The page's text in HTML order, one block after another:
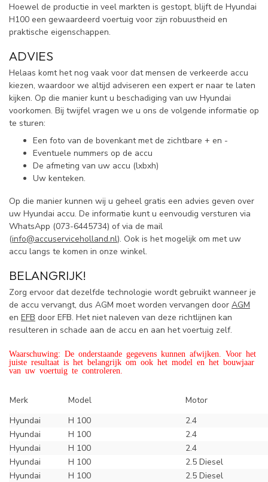
Hoewel de productie in veel markten is gestopt, blijft de Hyundai
H100 een gewaardeerd voertuig voor zijn robuustheid en
praktische eigenschappen.
ADVIES
Helaas komt het nog vaak voor dat mensen de verkeerde accu
kiezen, waardoor we altijd adviseren een expert er naar te laten
kijken. Op die manier kunt u beschadiging van uw Hyundai
voorkomen. Bij twijfel vragen we u ons de volgende informatie op
te sturen:
Een foto van de bovenkant met de zichtbare + en -
Eventuele nummers op de accu
De afmeting van uw accu (lxbxh)
Uw kenteken.
Op die manier kunnen wij u geheel gratis een advies geven over
uw Hyundai accu. De informatie kunt u eenvoudig versturen via
WhatsApp (073-6445734) of via de mail
(info@accuserviceholland.nl). Ook is het mogelijk om met uw
accu langs te komen in onze winkel.
BELANGRIJK!
Zorg ervoor dat dezelfde technologie wordt gebruikt wanneer je
de accu vervangt, dus AGM moet worden vervangen door AGM
en EFB door EFB. Het niet naleven van deze richtlijnen kan
resulteren in schade aan de accu en aan het voertuig zelf.
Waarschuwing: De onderstaande gegevens kunnen afwijken. Voor het
juiste resultaat is het belangrijk om ook het model en het bouwjaar
van uw voertuig te controleren.
Merk Model
Motor
Hyundai
H 100
2.4
Hyundai
H 100
2.4
Hyundai
H 100
2.4
Hyundai
H 100
2.5 Diesel
Hyundai
H 100
2.5 Diesel